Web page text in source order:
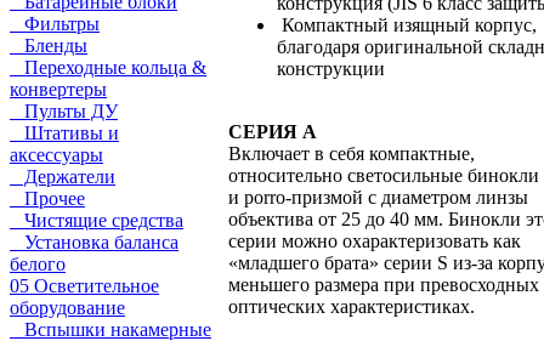
Фильтры
Бленды
Переходные кольца &
конвертеры
Пульты ДУ
Штативы и
аксессуары
Держатели
Прочее
Чистящие средства
Установка баланса
белого
05 Осветительное
оборудование
Вспышки накамерные
Компактный изящный корпус,
благодаря оригинальной
конструкции
СЕРИЯ A
Включает в себя компактные,
относительно светосильные
и porro-призмой с диаметром линзы
объектива от 25 до 40 мм. Бинокли
серии можно охарактеризовать как
«младшего брата» серии S из-за
меньшего размера при превосходных
оптических характеристиках.